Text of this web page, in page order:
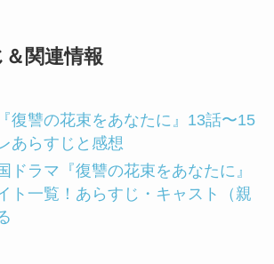
関連情報
復讐の花束をあなたに』13話〜15
あらすじと感想
ドラマ『復讐の花束をあなたに』
ト一覧！あらすじ・キャスト（親